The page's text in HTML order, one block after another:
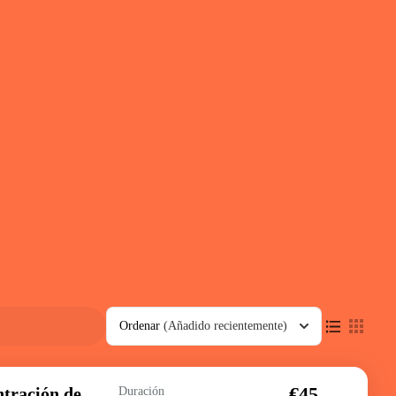
Ordenar (Añadido recientemente)
Duración